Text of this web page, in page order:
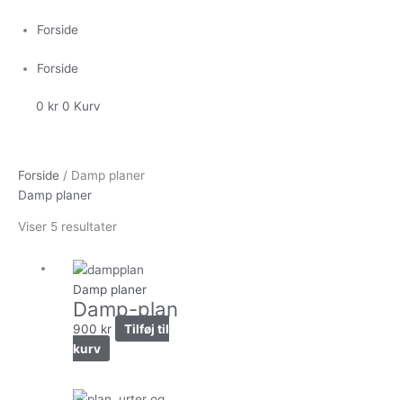
Forside
Forside
0 kr 0 Kurv
Forside / Damp planer
Damp planer
Viser 5 resultater
Damp planer
Damp-plan
900 kr
Tilføj til
kurv